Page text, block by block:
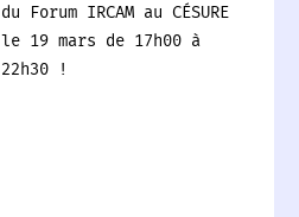
du Forum IRCAM au CÉSURE
le 19 mars de 17h00 à
22h30 !